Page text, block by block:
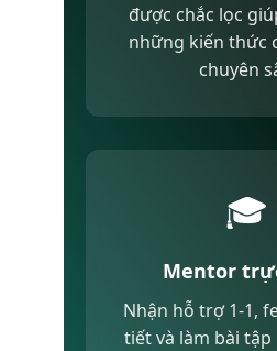
được chắc lọc
những kiến thức
chuyên
🎓
Mentor
Nhận hỗ trợ 1-1,
tiết và làm bài